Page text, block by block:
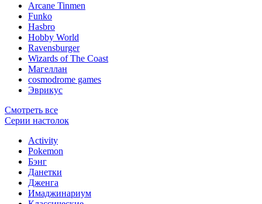
Arcane Tinmen
Funko
Hasbro
Hobby World
Ravensburger
Wizards of The Coast
Магеллан
сosmodrome games
Эврикус
Смотреть все
Серии настолок
Activity
Pokemon
Бэнг
Данетки
Дженга
Имаджинариум